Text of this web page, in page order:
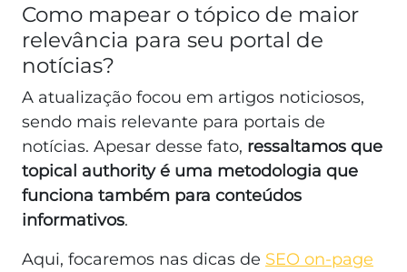
Como mapear o tópico de maior
relevância para seu portal de
notícias?
A atualização focou em artigos noticiosos,
sendo mais relevante para portais de
notícias. Apesar desse fato, ressaltamos que
topical authority é uma metodologia que
funciona também para conteúdos
informativos.
Aqui, focaremos nas dicas de SEO on-page